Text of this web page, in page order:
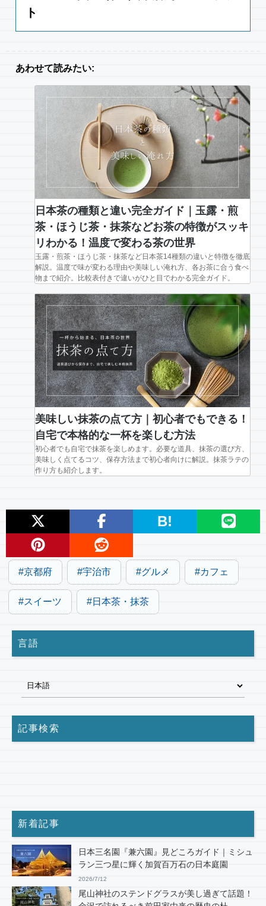
ト
あわせて読みたい:
日本茶の種類と違い完全ガイド｜玉露・煎
茶・ほうじ茶・抹茶などお茶の特徴がスッキ
リわかる！温度で変わる茶の世界
玉露・煎茶・ほうじ茶・抹茶など日本茶14種類の違いと特徴を徹底
解説。温度で味が変わる理由や美味しい淹れ方、各お茶に合う食べ
物まで紹介。比較表付きで違いがひと目でわかる完全ガイド。
美味しい抹茶の点て方｜初心者でもできる！
自宅で本格的な一杯を楽しむ方法
初心者でも自宅で抹茶を楽しめます。必要な道具、抹茶の選び方、
美味しく点てるコツ、保存方法まで初心者向けに解説。抹茶ラテの
作り方も紹介します。
B!
京都府 宇治市 グルメ カフェ
スイーツ 日本茶・抹茶
言語
記事検索
新着記事
日本三名園『兼六園』見どころガイド｜ミシュ
ラン三つ星に輝く加賀百万石の日本庭園
2026/7/12
尾山神社のステンドグラスが美し過ぎて話題！